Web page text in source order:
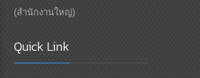
(สำนักงานใหญ่)
Quick Link